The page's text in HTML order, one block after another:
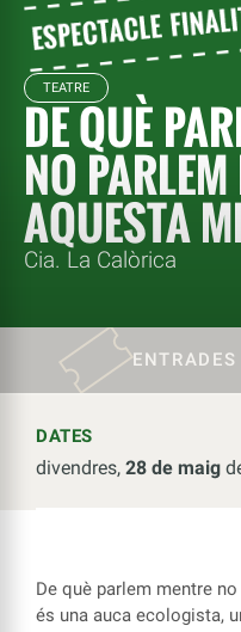
TEATRE
DE QUÈ
NO
AQUESTA
Cia. La Calòrica
ENTRADES
DATES
divendres, 28 de maig
De què parlem mentre
és una auca ecologista,